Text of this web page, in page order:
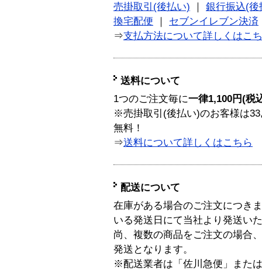
売掛取引(後払い) ｜ 銀行振込(後
換宅配便 ｜ セブンイレブン決済
⇒支払方法について詳しくはこ
送料について
1つのご注文毎に一律1,100円(税
※売掛取引(後払い)のお客様は
無料！
⇒送料について詳しくはこちら
配送について
在庫がある場合のご注文につき
いる発送日にて当社より発送い
尚、複数の商品をご注文の場合
発送となります。
※配送業者は「佐川急便」また